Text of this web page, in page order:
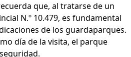
que, al tratarse de un
N.º 10.479, es fundamental
de los guardaparques.
día de la visita, el parque